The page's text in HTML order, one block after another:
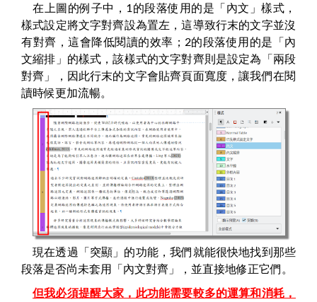
在上圖的例子中，1的段落使用的是「內文」樣式，
樣式設定將文字對齊設為置左，這導致行末的文字並沒
有對齊，這會降低閱讀的效率；2的段落使用的是「內
文縮排」的樣式，該樣式的文字對齊則是設定為「兩段
對齊」，因此行末的文字會貼齊頁面寬度，讓我們在閱
讀時候更加流暢。
現在透過「突顯」的功能，我們就能很快地找到那些
段落是否尚未套用「內文對齊」，並直接地修正它們。
但我必須提醒大家，此功能需要較多的運算和消耗，